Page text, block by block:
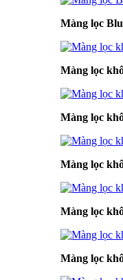
Màng lọc
Màng lọc
Màng lọc
Màng lọc
Màng lọc
Màng lọc